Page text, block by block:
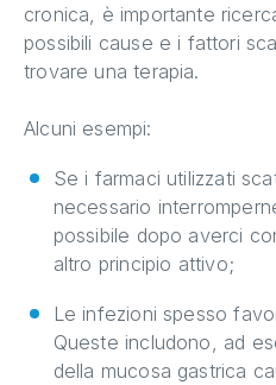
cronica, è importante
possibili cause e i fattori
trovare una terapia.
Alcuni esempi:
Se i farmaci utilizzati
necessario
possibile dopo averci
altro principio attivo;
Le infezioni spesso
Queste includono, ad
della mucosa gastrica